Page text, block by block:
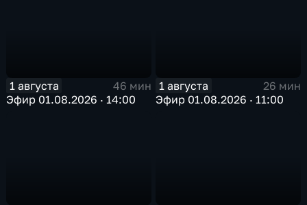
1 августа
46 мин
Эфир 01.08.2026 · 14:00
1 августа
26 мин
Эфир 01.08.2026 · 11:00